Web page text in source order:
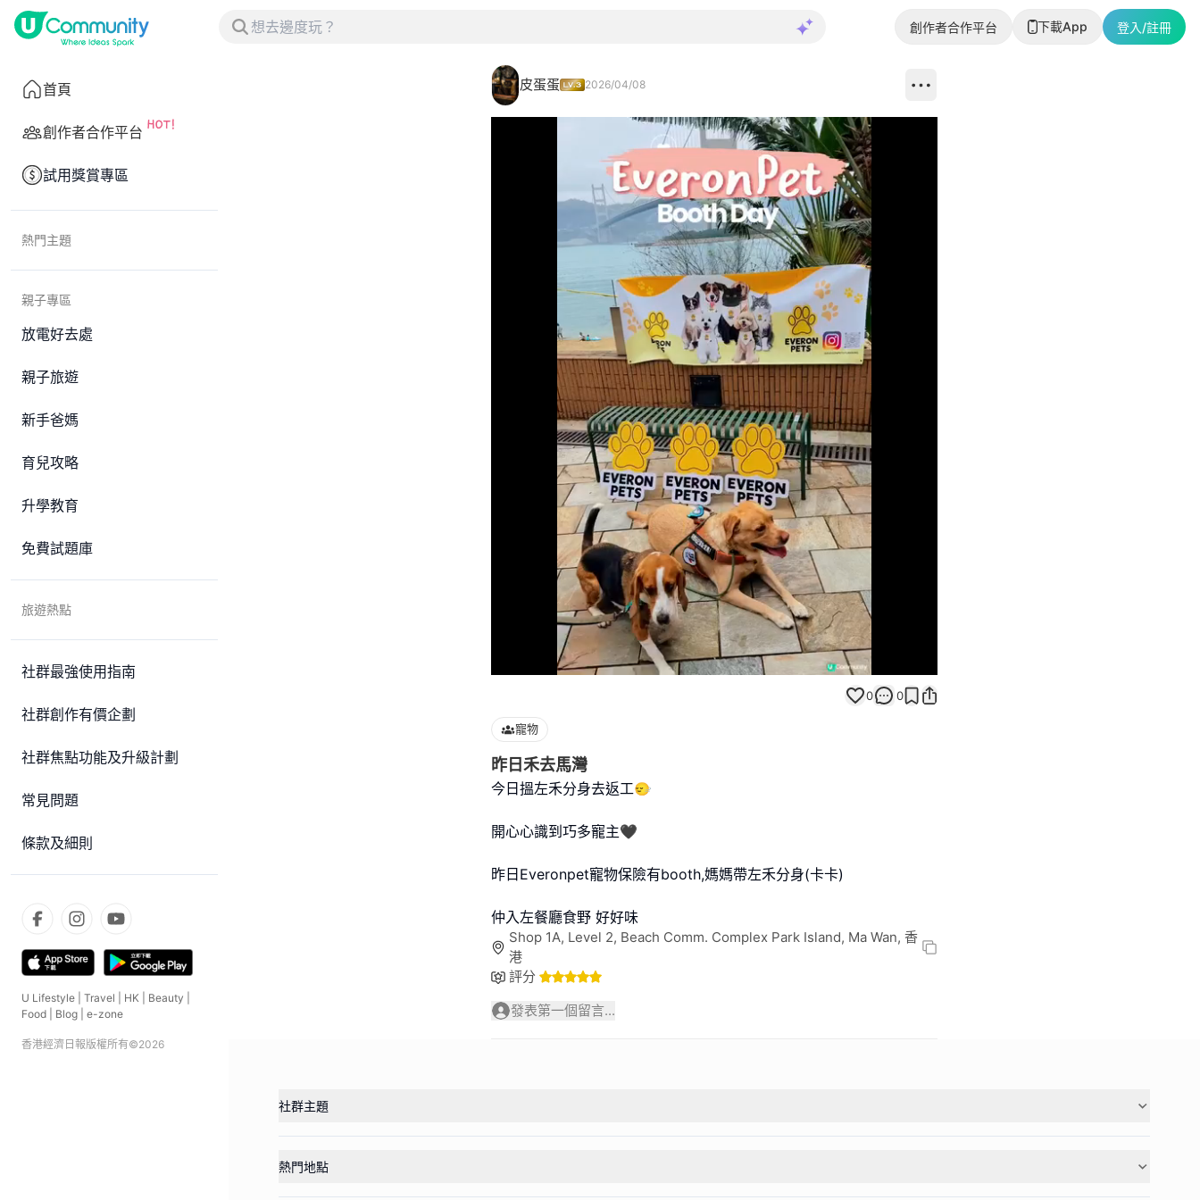
創作者合作平台 下載App 登入/註冊
首頁
創作者合作平台
試用獎賞專區
熱門主題
親子專區
放電好去處
親子旅遊
新手爸媽
育兒攻略
升學教育
免費試題庫
旅遊熱點
社群最強使用指南
社群創作有價企劃
社群焦點功能及升級計劃
常見問題
條款及細則
U Lifestyle Travel HK Beauty
Food
Blog e-zone
香港經濟日報版權所有©2026
皮蛋蛋 2026/04/08
Loaded :
100.00%
0 0
寵物
昨日禾去馬灣
今日搵左禾分身去返工🙂‍↔️
開心心識到巧多寵主🖤
昨日Everonpet寵物保險有booth,媽媽帶左禾分身(卡卡)
仲入左餐廳食野 好好味
Shop 1A, Level 2, Beach Comm. Complex Park Island, Ma Wan, 香
港
評分
發表第一個留言...
社群主題
熱門地點